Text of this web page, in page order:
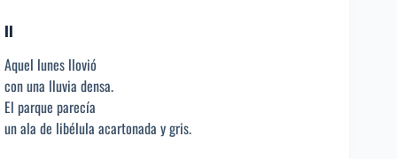
II
Aquel lunes llovió
con una lluvia densa.
El parque parecía
un ala de libélula acartonada y gris.